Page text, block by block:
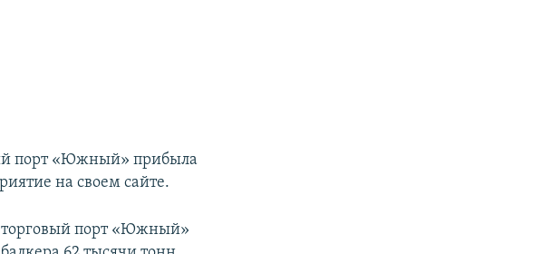
порт «Южный» прибыла
на своем сайте.
торговый порт «Южный»